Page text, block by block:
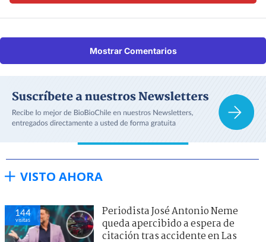
Mostrar Comentarios
VISTO AHORA
144
visitas
Periodista José Antonio Neme
queda apercibido a espera de
citación tras accidente en Las